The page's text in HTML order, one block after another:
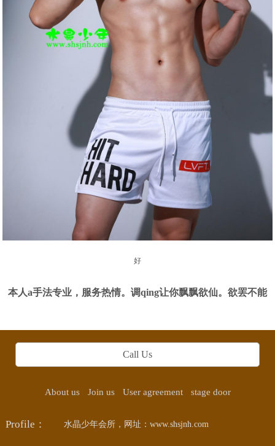
好
本人a手法专业，服务热情。调qing让你飘飘欲仙。欲罢不能
Call Us
About us Join us User agreement stage door
Profile： 水晶少年会所，网址：www.shsjnh.com